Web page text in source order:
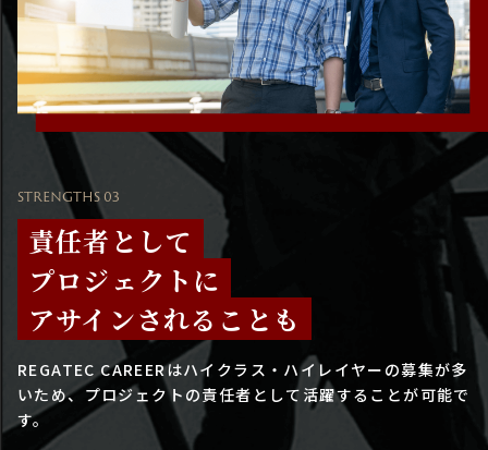
STRENGTHS 03
責任者として
プロジェクトに
アサインされることも
REGATEC CAREERはハイクラス・ハイレイヤーの募集が多
いため、プロジェクトの責任者として活躍することが可能で
す。